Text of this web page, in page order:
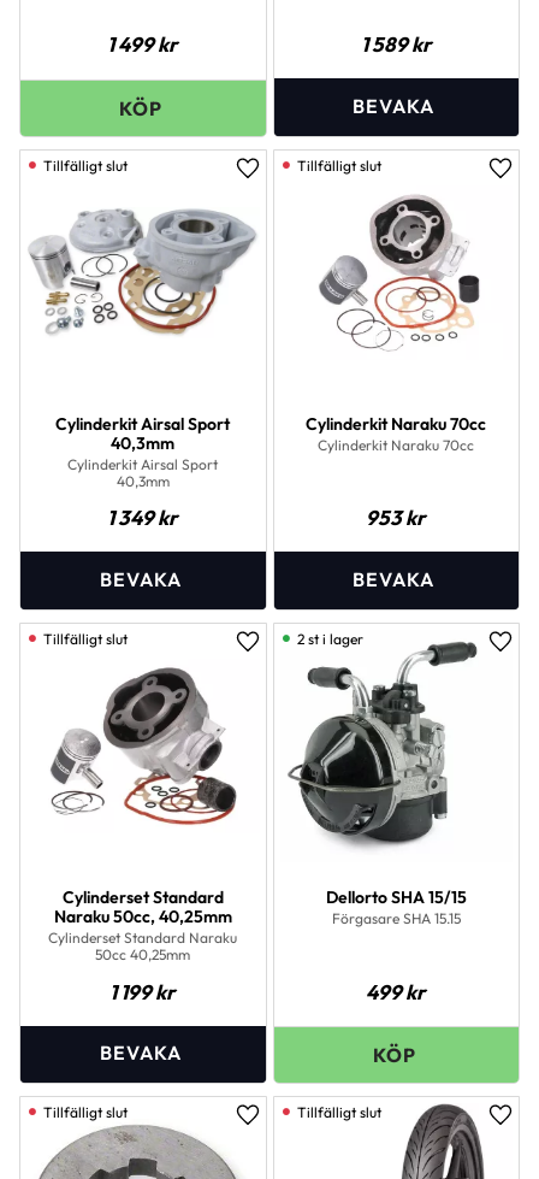
Kolv- Kolvringar- Kolvbult (12
mm)- Kolvbultsclips-
1 499kr 1 589kr
Cylinderkit Airsal Sport
40,3mm
Cylinderkit Airsal Sport
40,3mm
1 349kr
Lägg till i favoriter
Cylinderkit Naraku 70cc
Cylinderkit Naraku 70cc
953kr
Cylinderset Standard
Naraku 50cc, 40,25mm
Cylinderset Standard Naraku
50cc 40,25mm
1 199kr
Lägg till i favoriter
Dellorto SHA 15/15
Förgasare SHA 15.15
499kr
2 st i lager
Lägg till i favoriter